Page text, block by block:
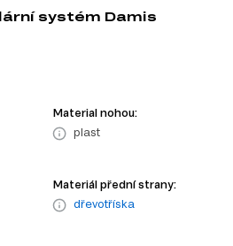
systém Damis
Material nohou:
plast
Materiál přední strany:
dřevotříska